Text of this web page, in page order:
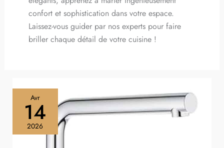
confort et sophistication dans votre espace.
Laissez-vous guider par nos experts pour faire
briller chaque détail de votre cuisine !
Avr
14
2026
Test
du
robinet
Grohe
Minta